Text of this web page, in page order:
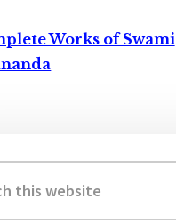
Works of Swami